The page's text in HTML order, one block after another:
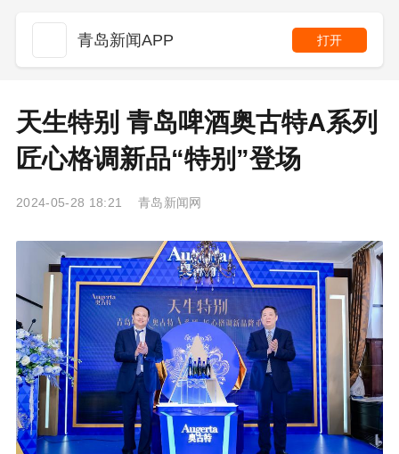
青岛新闻APP 打开
天生特别 青岛啤酒奥古特A系列
匠心格调新品“特别”登场
2024-05-28 18:21 青岛新闻网